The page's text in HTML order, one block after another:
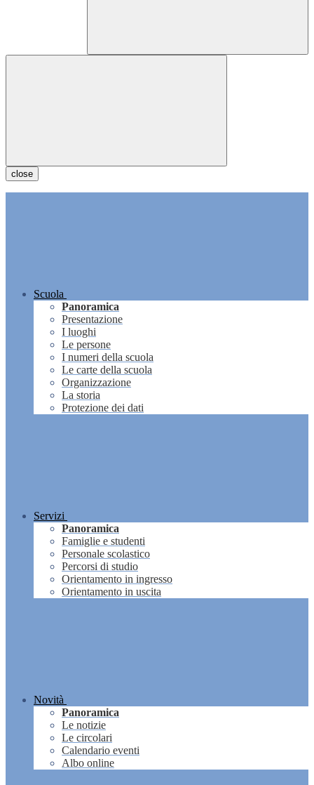
close
Scuola
Panoramica
Presentazione
I luoghi
Le persone
I numeri della scuola
Le carte della scuola
Organizzazione
La storia
Protezione dei dati
Servizi
Panoramica
Famiglie e studenti
Personale scolastico
Percorsi di studio
Orientamento in ingresso
Orientamento in uscita
Novità
Panoramica
Le notizie
Le circolari
Calendario eventi
Albo online